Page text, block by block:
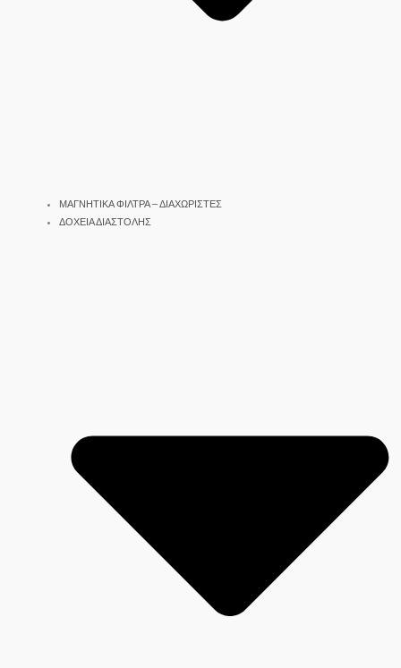
ΜΑΓΝΗΤΙΚΑ ΦΙΛΤΡΑ – ΔΙΑΧΩΡΙΣΤΕΣ
ΔΟΧΕΙΑ ΔΙΑΣΤΟΛΗΣ